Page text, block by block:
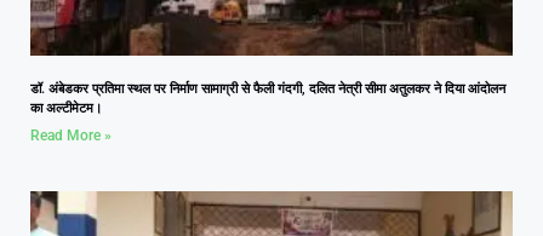
डॉ. अंबेडकर प्रतिमा स्थल पर निर्माण सामाग्री से फैली गंदगी, दलित नेत्री सीमा अतुलकर ने दिया आंदोलन
का अल्टीमेटम।
Read More »